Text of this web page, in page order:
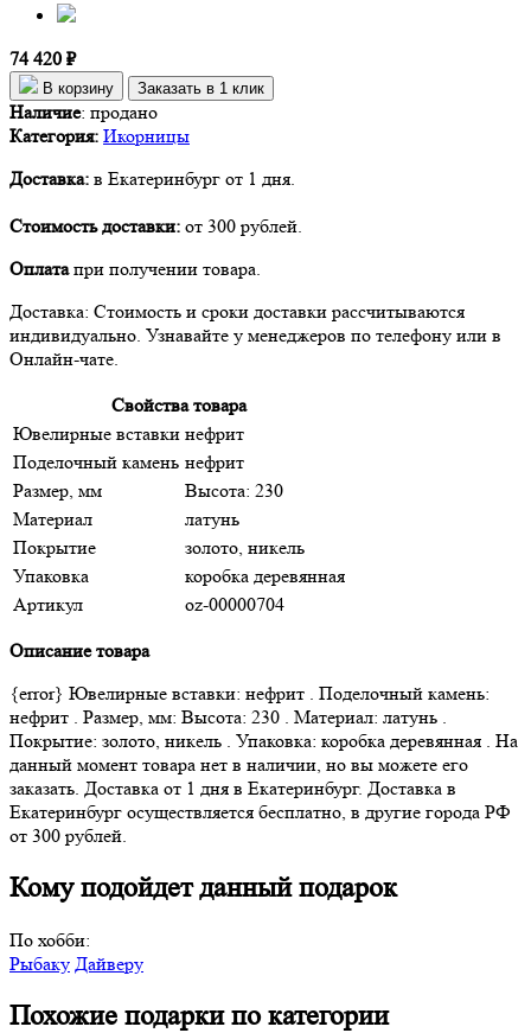
74 420 ₽
В корзину Заказать в 1 клик
Наличие: продано
Категория: Икорницы
Доставка: в Екатеринбург от 1 дня.
Стоимость доставки: от 300 рублей.
Оплатапри получении товара.
Доставка: Стоимость и сроки доставки рассчитываются
индивидуально. Узнавайте у менеджеров по телефону или в
Онлайн-чате.
Свойства товара
Ювелирные вставки нефрит
Поделочный камень нефрит
Размер, мм
Высота: 230
Материал
латунь
Покрытие
золото, никель
Упаковка
коробка деревянная
Артикул
oz-00000704
Описание товара
{error} Ювелирные вставки: нефрит . Поделочный камень:
нефрит . Размер, мм: Высота: 230 . Материал: латунь .
Покрытие: золото, никель . Упаковка: коробка деревянная . На
данный момент товара нет в наличии, но вы можете его
заказать. Доставка от 1 дня в Екатеринбург. Доставка в
Екатеринбург осуществляется бесплатно, в другие города РФ
от 300 рублей.
Кому подойдет данный подарок
По хобби:
Рыбаку Дайверу
Похожие подарки по категории